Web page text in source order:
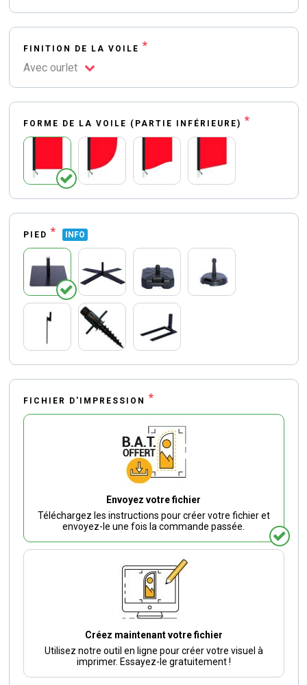
FINITION DE LA VOILE *
Avec ourlet
FORME DE LA VOILE (PARTIE INFÉRIEURE) *
PIED * INFO
FICHIER D'IMPRESSION *
Envoyez votre fichier
Téléchargez les instructions pour créer votre fichier et
envoyez-le une fois la commande passée.
Créez maintenant votre fichier
Utilisez notre outil en ligne pour créer votre visuel à
imprimer. Essayez-le gratuitement !